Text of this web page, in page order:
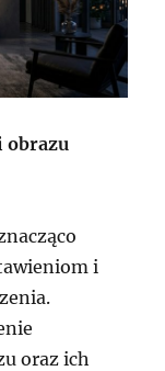
obrazu
i
oraz ich